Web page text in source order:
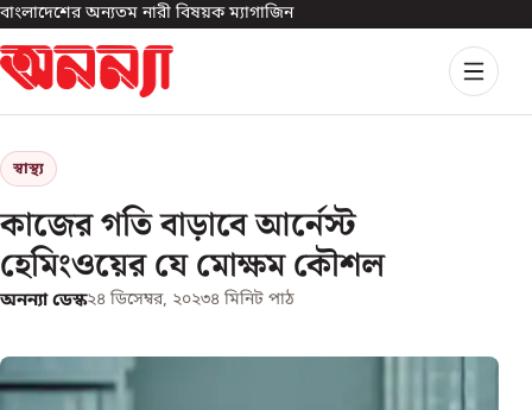
বাংলাদেশের অন্যতম নারী বিষয়ক ম্যাগাজিন
স্বাস্থ্য
কাজের গতি বাড়াবে আর্নেস্ট
হেমিংওয়ের যে মোক্ষম কৌশল
অনন্যা ডেস্ক২৪ ডিসেম্বর, ২০২৩৪ মিনিট পাঠ